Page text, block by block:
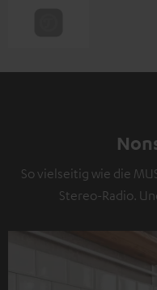
So vielseitig wie die
Stereo-Radio.